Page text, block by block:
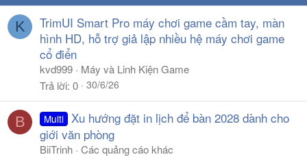
K
TrimUI Smart Pro máy chơi game cầm tay, màn
hình HD, hỗ trợ giả lập nhiều hệ máy chơi game
cổ điển
kvd999
Máy và Linh Kiện Game
Trả lời 0 30/6/26
B Multi Xu hướng đặt in lịch để bàn 2028 dành cho
giới văn phòng
BiiTrinh Các quảng cáo khác